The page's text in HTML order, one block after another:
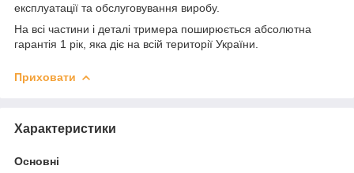
експлуатації та обслуговування виробу.
На всі частини і деталі тримера поширюється абсолютна
гарантія 1 рік, яка діє на всій території України.
Приховати
Характеристики
Основні